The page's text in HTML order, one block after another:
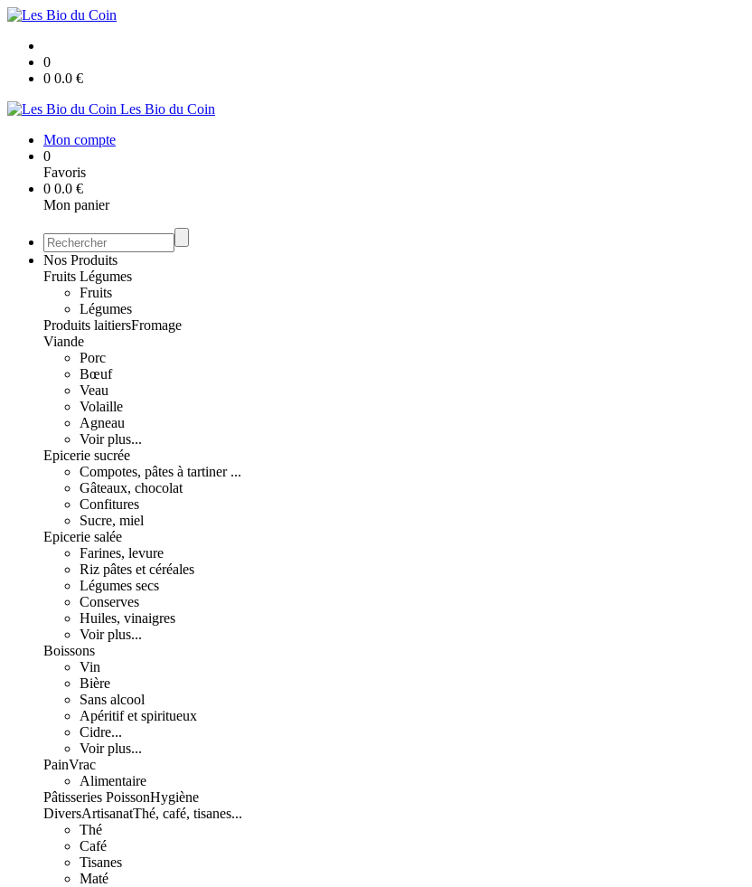
0
0 0.0 €
Les Bio du Coin
Mon compte
0
Favoris
0 0.0 €
Mon panier
Nos Produits
Fruits Légumes
Fruits
Légumes
Produits laitiersFromage
Viande
Porc
Bœuf
Veau
Volaille
Agneau
Voir plus...
Epicerie sucrée
Compotes, pâtes à tartiner ...
Gâteaux, chocolat
Confitures
Sucre, miel
Epicerie salée
Farines, levure
Riz pâtes et céréales
Légumes secs
Conserves
Huiles, vinaigres
Voir plus...
Boissons
Vin
Bière
Sans alcool
Apéritif et spiritueux
Cidre...
Voir plus...
PainVrac
Alimentaire
Pâtisseries PoissonHygiène
DiversArtisanatThé, café, tisanes...
Thé
Café
Tisanes
Maté